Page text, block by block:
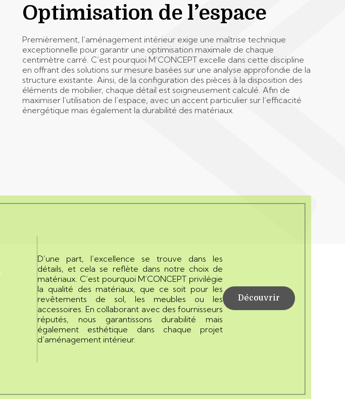
Optimisation de l’espace
Premièrement, l’aménagement intérieur exige une maîtrise technique
exceptionnelle pour garantir une optimisation maximale de chaque
centimètre carré. C’est pourquoi M’CONCEPT excelle dans cette discipline
en offrant des solutions sur mesure basées sur une analyse approfondie de la
structure existante. Ainsi, de la configuration des pièces à la disposition des
éléments de mobilier, chaque détail est soigneusement calculé. Afin de
maximiser l’utilisation de l’espace, avec un accent particulier sur l’efficacité
énergétique mais également la durabilité des matériaux.
D’une part, l’excellence se trouve dans les
détails, et cela se reflète dans notre choix de
matériaux. C’est pourquoi M’CONCEPT privilégie
la qualité des matériaux, que ce soit pour les
revêtements de sol, les meubles ou les
accessoires. En collaborant avec des fournisseurs
réputés, nous garantissons durabilité mais
également esthétique dans chaque projet
d’aménagement intérieur.
Découvrir